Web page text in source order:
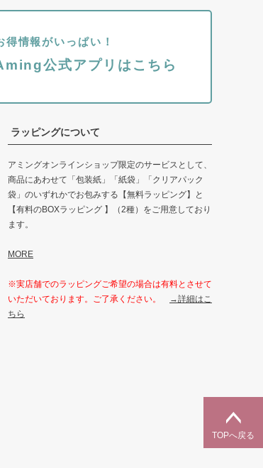
TOPへ戻る
得情報がいっぱい！
公式アプリはこちら
ラッピングについて
アミングオンラインショップ限定のサービスとして、
商品にあわせて「包装紙」「紙袋」「クリアパック
袋」のいずれかでお包みする【無料ラッピング】と
【有料のBOXラッピング 】（2種）をご用意しており
ます。
MORE
※実店舗でのラッピングご希望の場合は有料とさせて
いただいております。ご了承ください。
→詳細はこ
ちら